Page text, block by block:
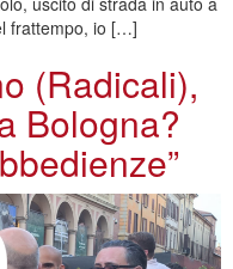
frattempo, io […]
(Radicali),
Bologna?